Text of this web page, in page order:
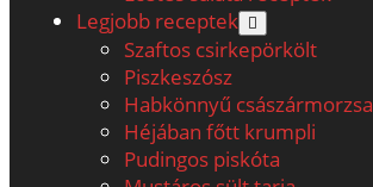
Legjobb receptek
open
menu
Szaftos csirkepörkölt
Piszkeszósz
Habkönnyű császármorzsa
Héjában főtt krumpli
Pudingos piskóta